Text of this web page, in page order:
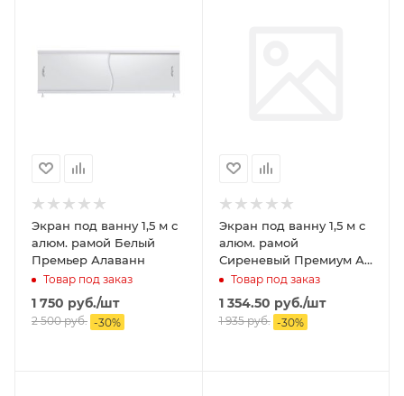
Экран под ванну 1,5 м с
алюм. рамой Белый
Премьер Алаванн
Товар под заказ
1 750 руб./шт
2 500руб. -30%
Экран под ванну 1,5 м с
алюм. рамой
Сиреневый Премиум А
МЕТАКАМ
Товар под заказ
1 354.50 руб./шт
1 935руб. -30%